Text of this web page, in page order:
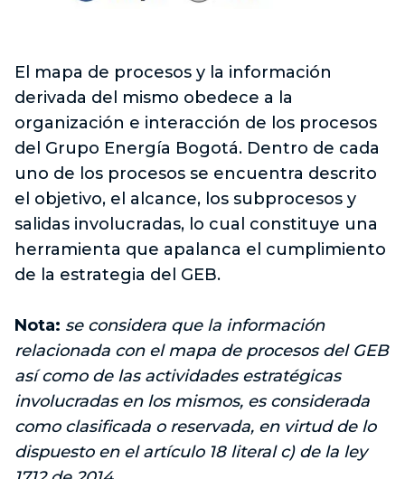
El mapa de procesos y la información
derivada del mismo obedece a la
organización e interacción de los procesos
del Grupo Energía Bogotá. Dentro de cada
uno de los procesos se encuentra descrito
el objetivo, el alcance, los subprocesos y
salidas involucradas, lo cual constituye una
herramienta que apalanca el cumplimiento
de la estrategia del GEB.
Nota: se considera que la información
relacionada con el mapa de procesos del GEB
así como de las actividades estratégicas
involucradas en los mismos, es considerada
como clasificada o reservada, en virtud de lo
dispuesto en el artículo 18 literal c) de la ley